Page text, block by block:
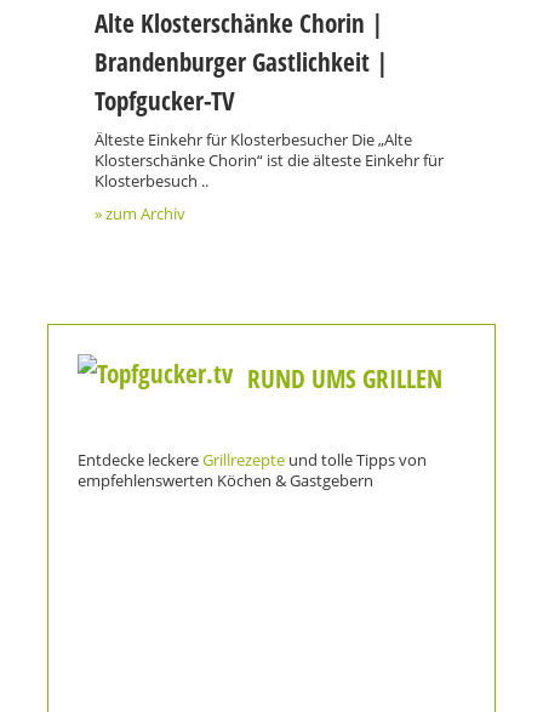
Alte Klosterschänke Chorin |
Brandenburger Gastlichkeit |
Topfgucker-TV
Älteste Einkehr für Klosterbesucher Die „Alte
Klosterschänke Chorin“ ist die älteste Einkehr für
Klosterbesuch ..
» zum Archiv
RUND UMS GRILLEN
Entdecke leckereGrillrezepte und tolle Tipps von
empfehlenswerten Köchen & Gastgebern